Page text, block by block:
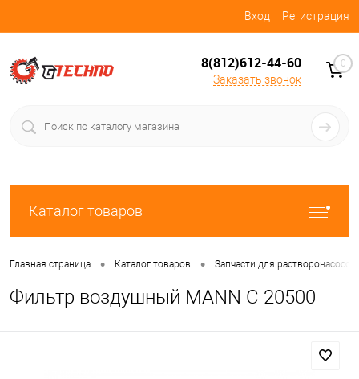
Вход Регистрация
8(812)612-44-60
Заказать звонок
0
Каталог товаров
Главная страница • Каталог товаров • Запчасти для растворонасосов
Фильтр воздушный MANN C 20500